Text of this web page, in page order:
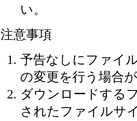
い。
注意事項
予告なしにファイ
の変更を行う場合
ダウンロードする
されたファイルサ